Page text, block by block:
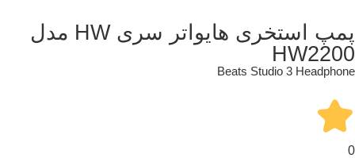
پمپ استخری هایواتر سری HW مدل
HW2200
Beats Studio 3 Headphone
0